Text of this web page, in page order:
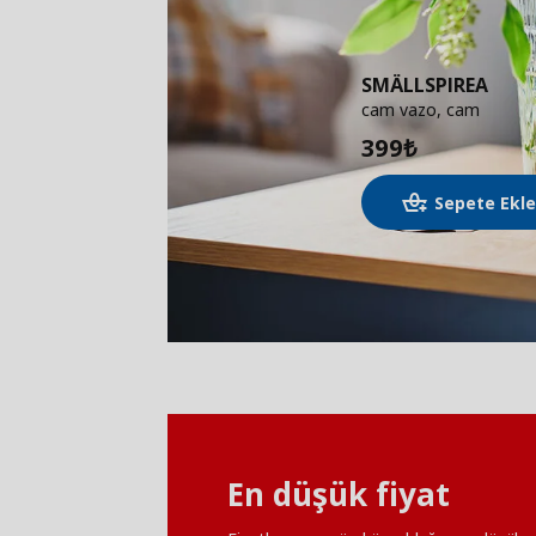
SMÄLLSPIREA
cam vazo, cam
399₺
Sepete Ekle
En düşük fiyat